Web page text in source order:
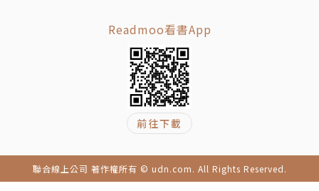
Readmoo看書App
前往下載
聯合線上公司 著作權所有 © udn.com. All Rights Reserved.